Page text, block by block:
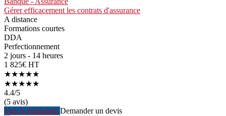
Gérer efficacement les contrats d'assurance
A distance
Formations courtes
DDA
Perfectionnement
2 jours - 14 heures
1 825€ HT
★★★★★
★★★★★
4.4/5
(5 avis)
Voir la formation Demander un devis